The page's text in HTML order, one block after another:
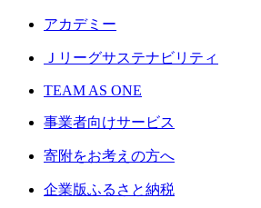
アカデミー
Ｊリーグサステナビリティ
TEAM AS ONE
事業者向けサービス
寄附をお考えの方へ
企業版ふるさと納税